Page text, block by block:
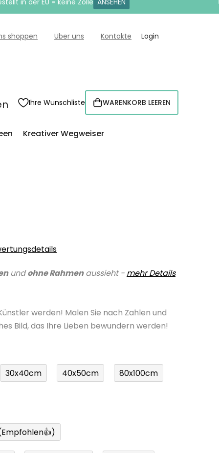
in der EU = keine Zölle ANSEHEN
shoppen Über uns Kontakte Login
Ihre Wunschliste WARENKORB
WARENKORB LEEREN
Kreativer Wegweiser
undohne Rahmenaussieht - mehr Details
werden! Malen Sie nach Zahlen und
Bild, das Ihre Lieben bewundern werden!
30x40cm 40x50cm 80x100cm